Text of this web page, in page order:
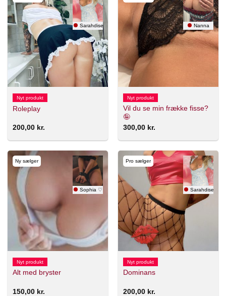
Sarahdise
Nyt produkt
Roleplay
200,00 kr.
Nanna
Nyt produkt
Vil du se min frække fisse?
🤪
300,00 kr.
Ny sælger
Sophia ♡
Nyt produkt
Alt med bryster
150,00 kr.
Pro sælger
Sarahdise
Nyt produkt
Dominans
200,00 kr.